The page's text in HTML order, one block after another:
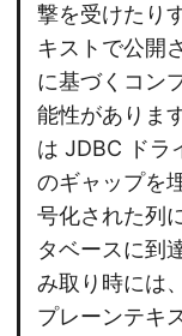
撃を受けたり
キストで公開
に基づくコン
能性がありま
は JDBC ドラ
のギャップを
号化された列
タベースに到
み取り時には
プレーンテキ